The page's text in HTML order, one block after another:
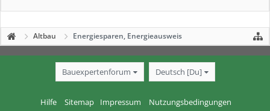
Altbau Energiesparen, Energieausweis
Bauexpertenforum Deutsch [Du]
Hilfe Sitemap Impressum Nutzungsbedingungen